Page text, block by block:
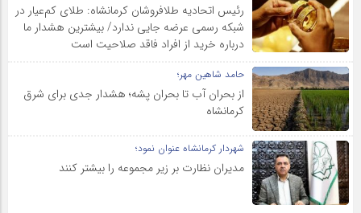
رئیس اتحادیه طلافروشان کرمانشاه: طلای کم‌عیار در
شبکه رسمی عرضه جایی ندارد/ بیشترین هشدار ما
درباره خرید از افراد فاقد صلاحیت است
حامد شاهین مهر؛
از بحران آب تا بحران پشه؛ هشدار جدی برای شرق
کرمانشاه
شهردار کرمانشاه عنوان نمود؛
مدیران نظارت بر زیر مجموعه را بیشتر کنند